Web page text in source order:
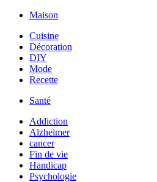
Maison
Cuisine
Décoration
DIY
Mode
Recette
Santé
Addiction
Alzheimer
cancer
Fin de vie
Handicap
Psychologie